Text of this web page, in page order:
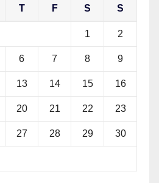
T F S S
1 2
6 7 8 9
13 14 15 16
20 21 22 23
27 28 29 30